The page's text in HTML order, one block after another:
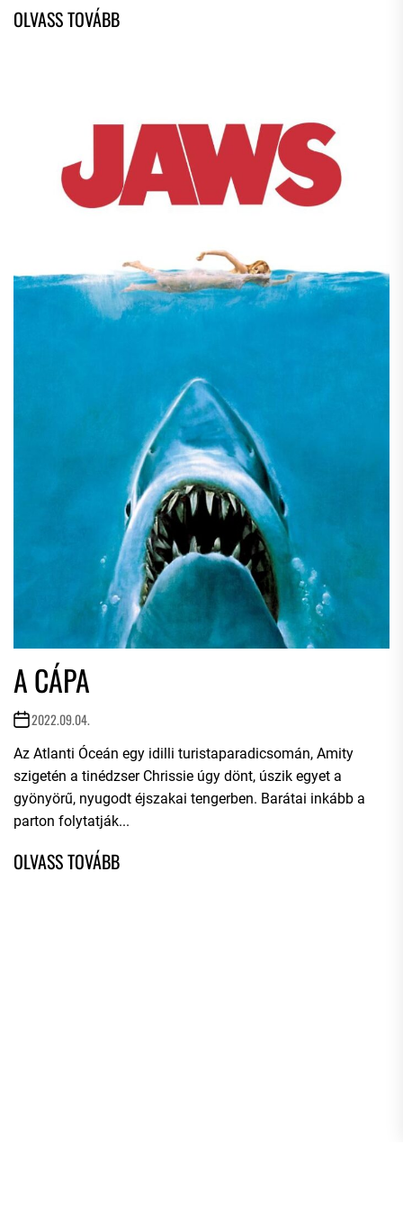
A CÁPA
2022.09.04.
Az Atlanti Óceán egy idilli turistaparadicsomán, Amity
szigetén a tinédzser Chrissie úgy dönt, úszik egyet a
gyönyörű, nyugodt éjszakai tengerben. Barátai inkább a
parton folytatják...